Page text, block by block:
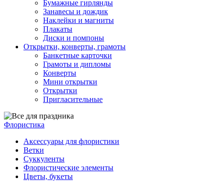
Бумажные гирлянды
Занавесы и дождик
Наклейки и магниты
Плакаты
Диски и помпоны
Открытки, конверты, грамоты
Банкетные карточки
Грамоты и дипломы
Конверты
Мини открытки
Открытки
Пригласительные
Флористика
Аксессуары для флористики
Ветки
Суккуленты
Флористические элементы
Цветы, букеты